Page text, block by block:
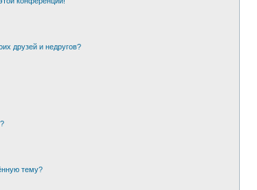
друзей и недругов?
тему?